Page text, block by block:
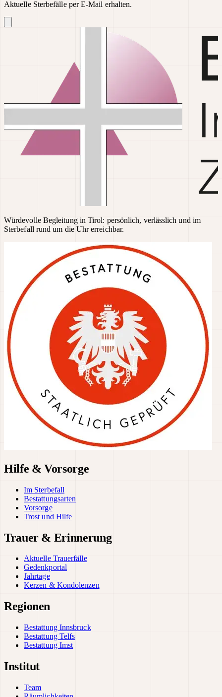
Aktuelle Sterbefälle per E-Mail erhalten.
Würdevolle Begleitung in Tirol: persönlich, verlässlich und im
Sterbefall rund um die Uhr erreichbar.
Hilfe & Vorsorge
Im Sterbefall
Bestattungsarten
Vorsorge
Trost und Hilfe
Trauer & Erinnerung
Aktuelle Trauerfälle
Gedenkportal
Jahrtage
Kerzen & Kondolenzen
Regionen
Bestattung Innsbruck
Bestattung Telfs
Bestattung Imst
Institut
Team